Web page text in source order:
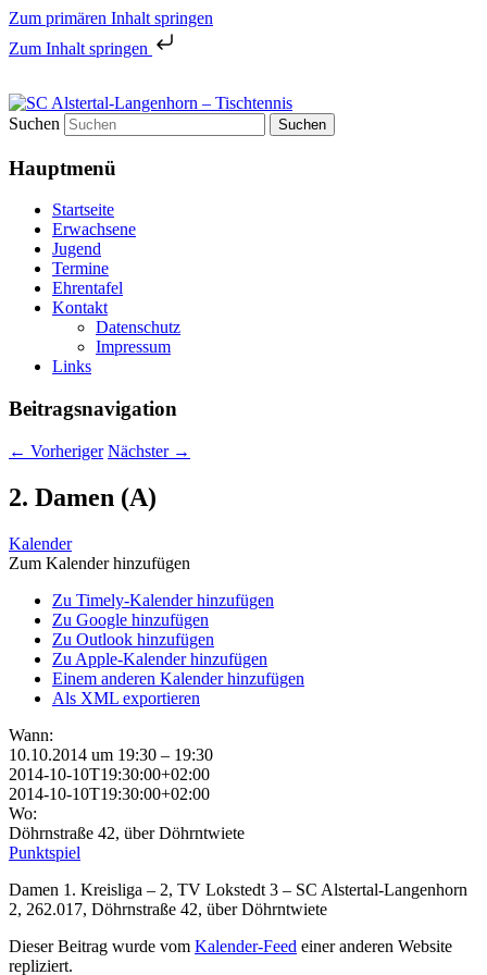
Zum primären Inhalt springen
Zum Inhalt springen
SC Alstertal-Langenhorn –
Tischtennis
Tischtennis in Hamburgs Norden
Suchen
Hauptmenü
Startseite
Erwachsene
Jugend
Termine
Ehrentafel
Kontakt
Datenschutz
Impressum
Links
Beitragsnavigation
← Vorheriger Nächster →
2. Damen (A)
Kalender
Zum Kalender hinzufügen
Zu Timely-Kalender hinzufügen
Zu Google hinzufügen
Zu Outlook hinzufügen
Zu Apple-Kalender hinzufügen
Einem anderen Kalender hinzufügen
Als XML exportieren
Wann:
10.10.2014 um 19:30 – 19:30
2014-10-10T19:30:00+02:00
2014-10-10T19:30:00+02:00
Wo:
Döhrnstraße 42, über Döhrntwiete
Punktspiel
Damen 1. Kreisliga – 2, TV Lokstedt 3 – SC Alstertal-Langenhorn
2, 262.017, Döhrnstraße 42, über Döhrntwiete
Dieser Beitrag wurde vom Kalender-Feed einer anderen Website
repliziert.